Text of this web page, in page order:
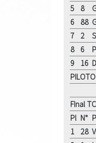
5
8
6
88
7
2
8
6
9
16
FInal
Pl N°
1
28